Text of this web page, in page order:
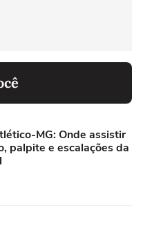
MG: Onde assistir
palpite e escalações da